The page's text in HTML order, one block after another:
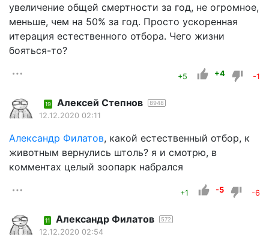
увеличение общей смертности за год, не огромное,
меньше, чем на 50% за год. Просто ускоренная
итерация естественного отбора. Чего жизни
бояться-то?
+5 +4 -1
19 Алексей Степнов 8948
12.12.2020 02:11
Александр Филатов, какой естественный отбор, к
животным вернулись штоль? я и смотрю, в
комментах целый зоопарк набрался
+1 -5 -6
11 Александр Филатов 572
12.12.2020 02:54